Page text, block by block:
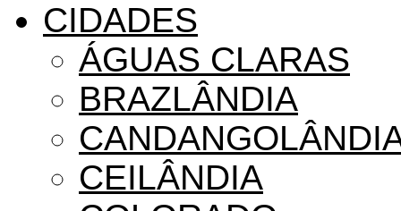
CIDADES
ÁGUAS CLARAS
BRAZLÂNDIA
CEILÂNDIA